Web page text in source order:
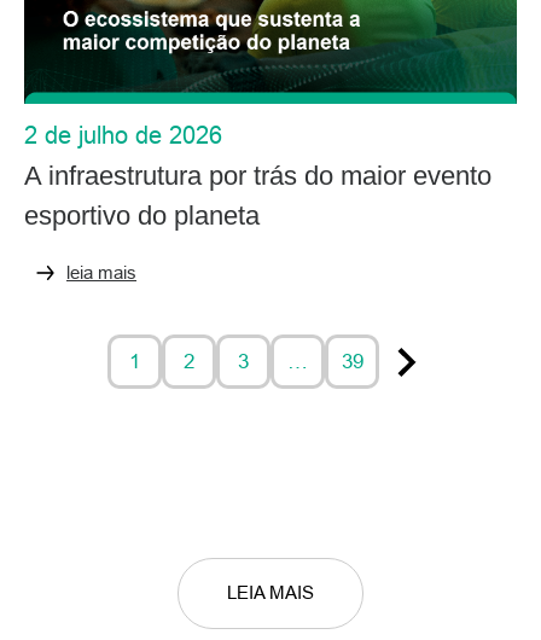
2 de julho de 2026
A infraestrutura por trás do maior evento
esportivo do planeta
leia mais
1 2 3 … 39
LEIA MAIS